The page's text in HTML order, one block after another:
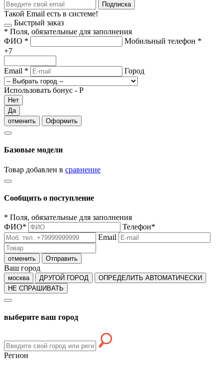
Подписка
Такой Email есть в системе!
Быстрый заказ
* Поля, обязательные для заполнения
ФИО * Мобильный телефон *
+7
Email * Город
Использовать бонус - Р
Нет
Да
отменить
Оформить
Базовые модели
Товар добавлен в сравнение
Сообщить о поступление
* Поля, обязательные для заполнения
ФИО* Телефон*
Email
отменить Отправить
Ваш город
москва ДРУГОЙ ГОРОД
ОПРЕДЕЛИТЬ АВТОМАТИЧЕСКИ
НЕ СПРАШИВАТЬ
выберите ваш город
Регион